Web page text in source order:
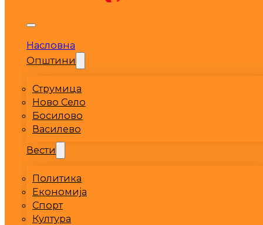
Насловна
Општини
Струмица
Ново Село
Босилово
Василево
Вести
Политика
Економија
Спорт
Култура